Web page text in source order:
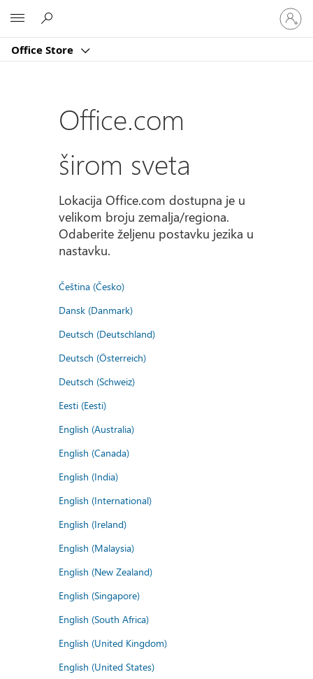
Office Store
Prijavite
se
na
Office.com
širom sveta
Lokacija Office.com dostupna je u
velikom broju zemalja/regiona.
Odaberite željenu postavku jezika u
nastavku.
Čeština (Česko)
Dansk (Danmark)
Deutsch (Deutschland)
Deutsch (Österreich)
Deutsch (Schweiz)
Eesti (Eesti)
English (Australia)
English (Canada)
English (India)
English (International)
English (Ireland)
English (Malaysia)
English (New Zealand)
English (Singapore)
English (South Africa)
English (United Kingdom)
English (United States)